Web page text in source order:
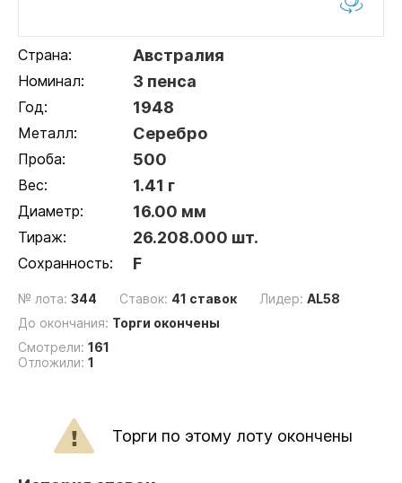
Страна: Австралия
Номинал: 3 пенса
Год: 1948
Металл: Серебро
Проба: 500
Вес: 1.41 г
Диаметр: 16.00 мм
Тираж: 26.208.000 шт.
Сохранность: F
№ лота: 344 Ставок: 41 ставок Лидер: AL58
До окончания: Торги окончены
Смотрели: 161
Отложили: 1
Торги по этому лоту окончены